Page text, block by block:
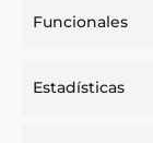
Funcionales
Estadísticas